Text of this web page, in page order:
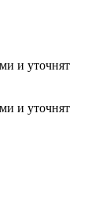
и уточнят
и уточнят